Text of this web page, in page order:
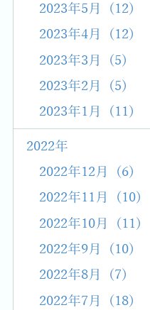
2023年5月 (12)
2023年4月 (12)
2023年3月 (5)
2023年2月 (5)
2023年1月 (11)
2022年
2022年12月 (6)
2022年11月 (10)
2022年10月 (11)
2022年9月 (10)
2022年8月 (7)
2022年7月 (18)